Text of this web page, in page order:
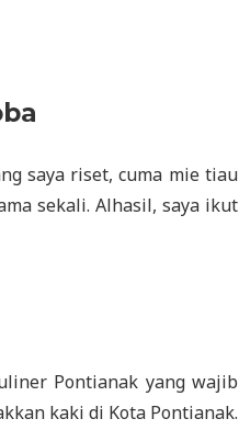
saya riset, cuma mie tiau
sekali. Alhasil, saya ikut
Pontianak yang wajib
kaki di Kota Pontianak.